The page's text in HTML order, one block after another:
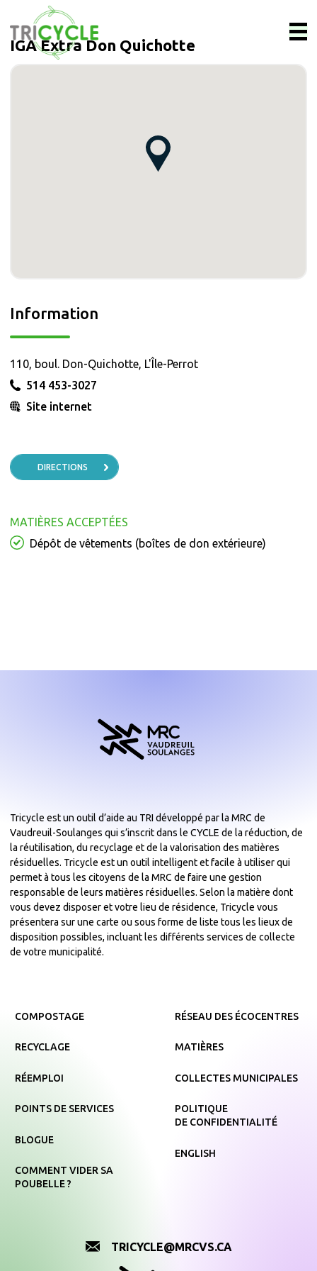
IGA Extra Don Quichotte
Information
110, boul. Don-Quichotte, L'Île-Perrot
514 453-3027
Site internet
DIRECTIONS
MATIÈRES ACCEPTÉES
Dépôt de vêtements (boîtes de don extérieure)
Tricycle est un outil d’aide au TRI développé par la MRC de
Vaudreuil-Soulanges qui s’inscrit dans le CYCLE de la réduction, de
la réutilisation, du recyclage et de la valorisation des matières
résiduelles. Tricycle est un outil intelligent et facile à utiliser qui
permet à tous les citoyens de la MRC de faire une gestion
responsable de leurs matières résiduelles. Selon la matière dont
vous devez disposer et votre lieu de résidence, Tricycle vous
présentera sur une carte ou sous forme de liste tous les lieux de
disposition possibles, incluant les différents services de collecte
de votre municipalité.
COMPOSTAGE
RECYCLAGE
RÉEMPLOI
POINTS DE SERVICES
BLOGUE
COMMENT VIDER SA
POUBELLE ?
RÉSEAU DES ÉCOCENTRES
MATIÈRES
COLLECTES MUNICIPALES
POLITIQUE
DE CONFIDENTIALITÉ
ENGLISH
TRICYCLE@MRCVS.CA